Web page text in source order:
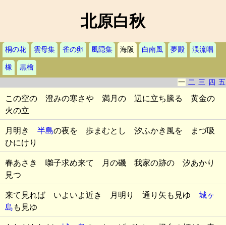
北原白秋
桐の花 雲母集 雀の卵 風隠集 海阪 白南風 夢殿 渓流唱
橡
黒檜
一 二 三 四 五
この空の 澄みの寒さや 満月の 辺に立ち騰る 黄金の
火の立
月明き 半島の夜を 歩まむとし 汐ふかき風を まづ吸
ひにけり
春あさき 囃子求め来て 月の磯 我家の跡の 汐あかり
見つ
来て見れば いよいよ近き 月明り 通り矢も見ゆ 城ヶ
島 も見ゆ